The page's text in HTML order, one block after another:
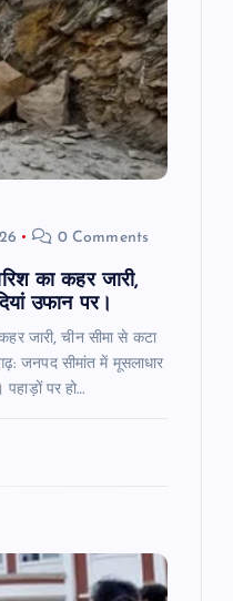
0 Comments
का कहर जारी,
उफान पर।
जारी, चीन सीमा से कटा
जनपद सीमांत में मूसलाधार
पहाड़ों पर हो…